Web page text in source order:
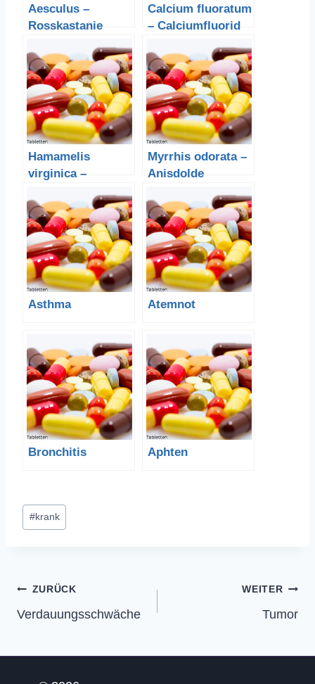
Aesculus –
Rosskastanie
Calcium fluoratum
– Calciumfluorid
Hamamelis
virginica –
Myrrhis odorata –
Anisdolde
Asthma Atemnot
Bronchitis Aphten
Schlagworte:
#krank
Beitragsnavigation
ZURÜCK
Verdauungsschwäche
WEITER
Tumor